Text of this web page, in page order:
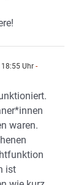
Uhr -
waren.
ist